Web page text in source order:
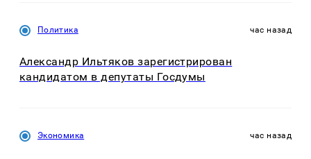
Политика час назад
Александр Ильтяков зарегистрирован
кандидатом в депутаты Госдумы
Экономика час назад